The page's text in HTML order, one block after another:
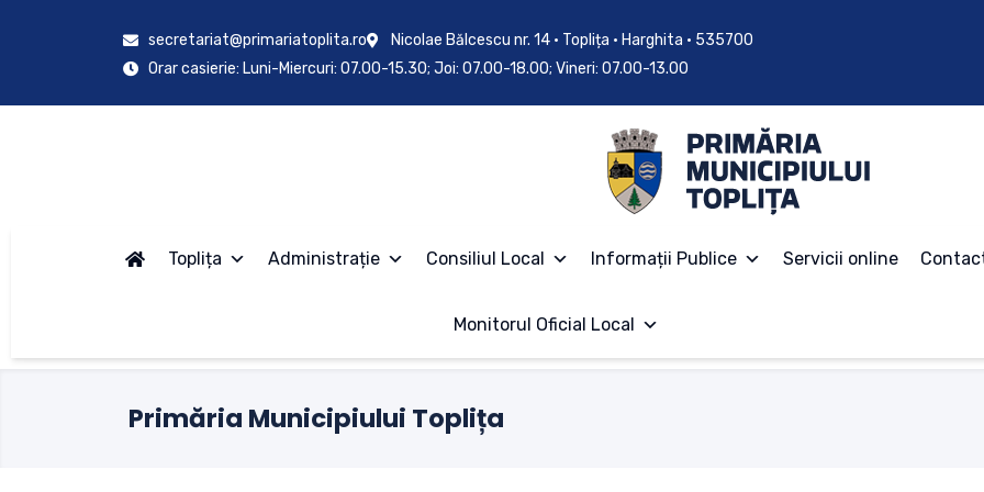
secretariat@primariatoplita.ro
Nicolae Bălcescu nr. 14 • Toplița • Harghita • 535700
Orar casierie: Luni-Miercuri: 07.00-15.30; Joi: 07.00-18.00; Vineri: 07.00-13.00
Toplița Administrație Consiliul Local Informații Publice Servicii online
Monitorul Oficial Local
Primăria Municipiului Toplița